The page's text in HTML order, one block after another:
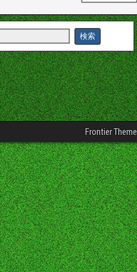
Frontier Theme